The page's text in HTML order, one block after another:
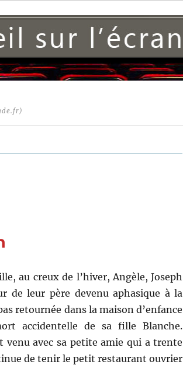
au creux de l’hiver, Angèle, Joseph
de leur père devenu aphasique à la
retournée dans la maison d’enfance
accidentelle de sa fille Blanche.
venu avec sa petite amie qui a trente
de tenir le petit restaurant ouvrier